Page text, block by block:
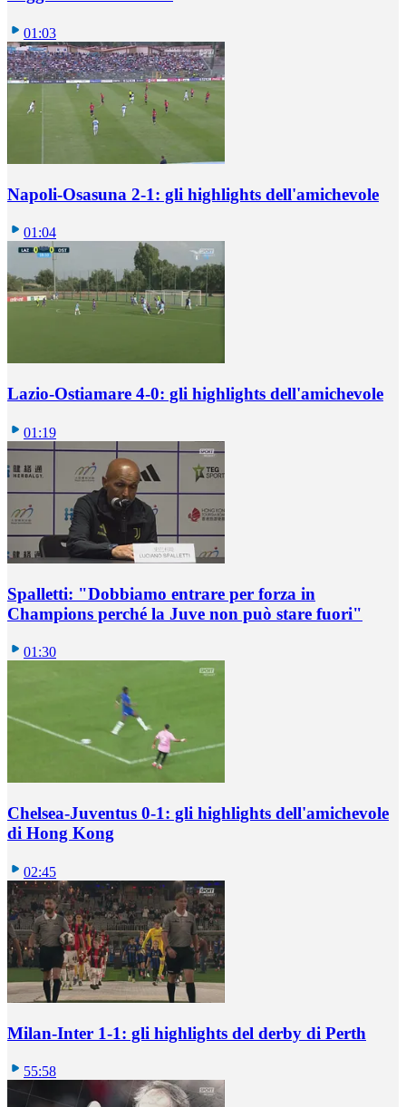
01:03
Napoli-Osasuna 2-1: gli highlights dell'amichevole
01:04
Lazio-Ostiamare 4-0: gli highlights dell'amichevole
01:19
Spalletti: "Dobbiamo entrare per forza in
Champions perché la Juve non può stare fuori"
01:30
Chelsea-Juventus 0-1: gli highlights dell'amichevole
di Hong Kong
02:45
Milan-Inter 1-1: gli highlights del derby di Perth
55:58